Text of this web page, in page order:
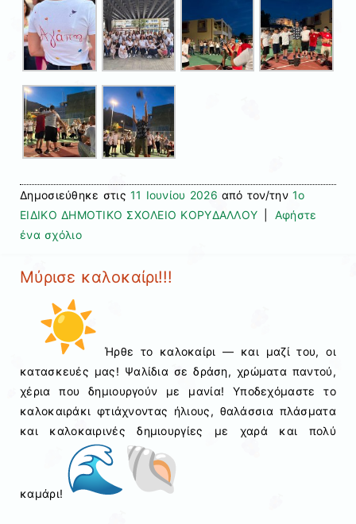
Δημοσιεύθηκε στις 11 Ιουνίου 2026 από τον/την 1ο
ΕΙΔΙΚΟ ΔΗΜΟΤΙΚΟ ΣΧΟΛΕΙΟ ΚΟΡΥΔΑΛΛΟΥ
Αφήστε
ένα σχόλιο
Μύρισε καλοκαίρι!!!
Ήρθε το καλοκαίρι — και μαζί του, οι
κατασκευές μας! Ψαλίδια σε δράση, χρώματα παντού,
χέρια που δημιουργούν με μανία! Υποδεχόμαστε το
καλοκαιράκι φτιάχνοντας ήλιους, θαλάσσια πλάσματα
και καλοκαιρινές δημιουργίες με χαρά και πολύ
καμάρι!